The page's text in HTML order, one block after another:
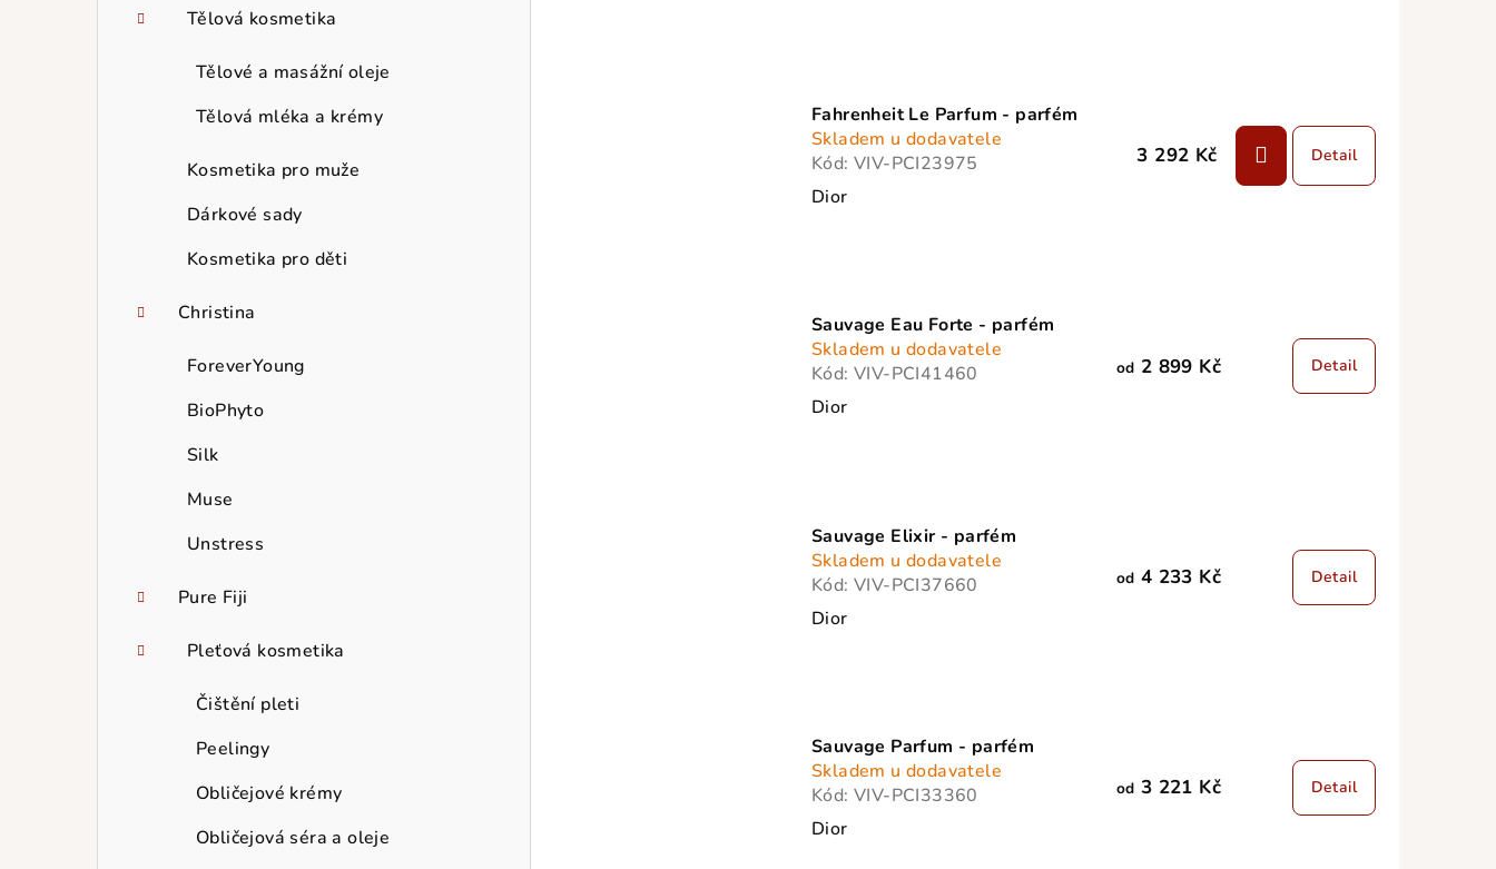
Tělová kosmetika
Tělové a masážní oleje
Tělová mléka a krémy
Kosmetika pro muže
Dárkové sady
Kosmetika pro děti
Christina
ForeverYoung
BioPhyto
Silk
Muse
Unstress
Pure Fiji
Pleťová kosmetika
Čištění pleti
Peelingy
Obličejové krémy
Obličejová séra a oleje
Fahrenheit Le Parfum - parfém
Skladem u dodavatele
Kód: VIV-PCI23975
Dior
3 292 Kč Detail
Sauvage Eau Forte - parfém
Skladem u dodavatele
Kód: VIV-PCI41460
Dior
od 2 899 Kč Detail
Sauvage Elixir - parfém
Skladem u dodavatele
Kód: VIV-PCI37660
Dior
od 4 233 Kč Detail
Sauvage Parfum - parfém
Skladem u dodavatele
Kód: VIV-PCI33360
Dior
od 3 221 Kč Detail